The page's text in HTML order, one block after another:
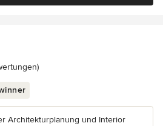
5 von 5 Sternen
Architekturplanung und Interior